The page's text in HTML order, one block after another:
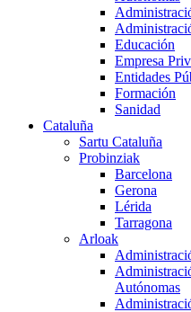
Educación
Empresa
Entidades
Formación
Sanidad
Cataluña
Sartu Cataluña
Probinziak
Barcelona
Gerona
Lérida
Tarragona
Arloak
Autónomas